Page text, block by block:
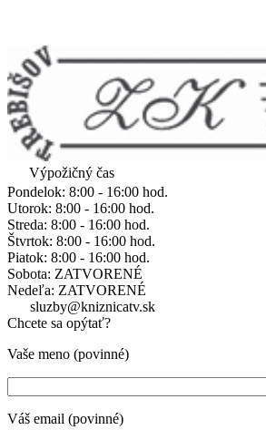
Výpožičný čas
Pondelok: 8:00 - 16:00 hod.
Utorok: 8:00 - 16:00 hod.
Streda: 8:00 - 16:00 hod.
Štvrtok: 8:00 - 16:00 hod.
Piatok: 8:00 - 16:00 hod.
Sobota: ZATVORENÉ
Nedeľa: ZATVORENÉ
sluzby@kniznicatv.sk
Chcete sa opýtať?
Vaše meno (povinné)
Váš email (povinné)